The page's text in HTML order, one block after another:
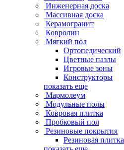
Инженерная доска
Массивная доска
Керамогранит
Ковролин
Мягкий пол
Ортопедический
Цветные пазлы
Игровые зоны
Конструкторы
показать еще
Мармолеум
Модульные полы
Ковровая плитка
Пробковый пол
Резиновые покрытия
Резиновая плитка